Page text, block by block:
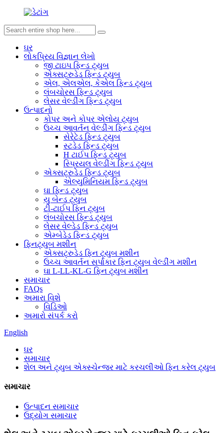
ઘર
લોકપ્રિય વિજ્ઞાન લેખો
જી ટાઇપ ફિન્ડ ટ્યુબ
એક્સટ્રુડેડ ફિન્ડ ટ્યુબ
એલ, એલએલ, કેએલ ફિન્ડ ટ્યુબ
લંબચોરસ ફિન્ડ ટ્યુબ
લેસર વેલ્ડીંગ ફિન્ડ ટ્યુબ
ઉત્પાદનો
કોપર અને કોપર એલોય ટ્યુબ
ઉચ્ચ આવર્તન વેલ્ડીંગ ફિન્ડ ટ્યુબ
સેરેટેડ ફિન્ડ ટ્યુબ
સ્ટડેડ ફિન્ડ ટ્યુબ
H ટાઈપ ફિન્ડ ટ્યુબ
સ્પ્રિયલ વેલ્ડીંગ ફિન્ડ ટ્યુબ
એક્સટ્રુડેડ ફિન્ડ ટ્યુબ
એલ્યુમિનિયમ ફિન્ડ ટ્યુબ
ઘા ફિન્ડ ટ્યુબ
યુ બેન્ડ ટ્યુબ
ટી-ટાઈપ ફિન ટ્યુબ
લંબચોરસ ફિન્ડ ટ્યુબ
લેસર વેલ્ડેડ ફિન્ડ ટ્યુબ
એમ્બેડેડ ફિન્ડ ટ્યુબ
ફિનટ્યુબ મશીન
એક્સટ્રુડેડ ફિન ટ્યુબ મશીન
ઉચ્ચ આવર્તન સર્પાકાર ફિન ટ્યુબ વેલ્ડીંગ મશીન
ઘા L-LL-KL-G ફિન ટ્યુબ મશીન
સમાચાર
FAQs
અમારા વિશે
વિડિઓ
અમારો સંપર્ક કરો
English
ઘર
સમાચાર
શેલ અને ટ્યુબ એક્સ્ચેન્જર માટે કરચલીઓ ફિન કરેલ ટ્યુબ
સમાચાર
ઉત્પાદન સમાચાર
ઉદ્યોગ સમાચાર